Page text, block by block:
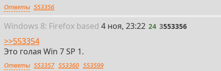
Ответы 553356
Windows 8: Firefox based 24
4 ноя, 23:22 24 3553356
>>553354
Это голая Win 7 SP 1.
Ответы 553357 553360 553599